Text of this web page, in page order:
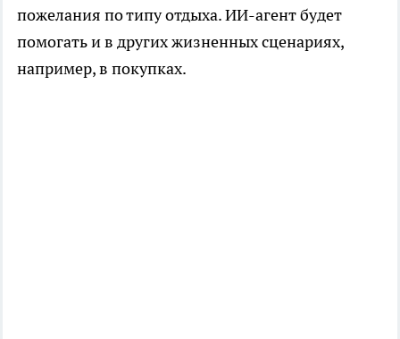
пожелания по типу отдыха. ИИ-агент будет
помогать и в других жизненных сценариях,
например, в покупках.